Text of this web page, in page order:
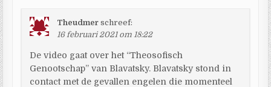
Theudmer schreef:
16 februari 2021 om 18:22
De video gaat over het “Theosofisch
Genootschap” van Blavatsky. Blavatsky stond in
contact met de gevallen engelen die momenteel